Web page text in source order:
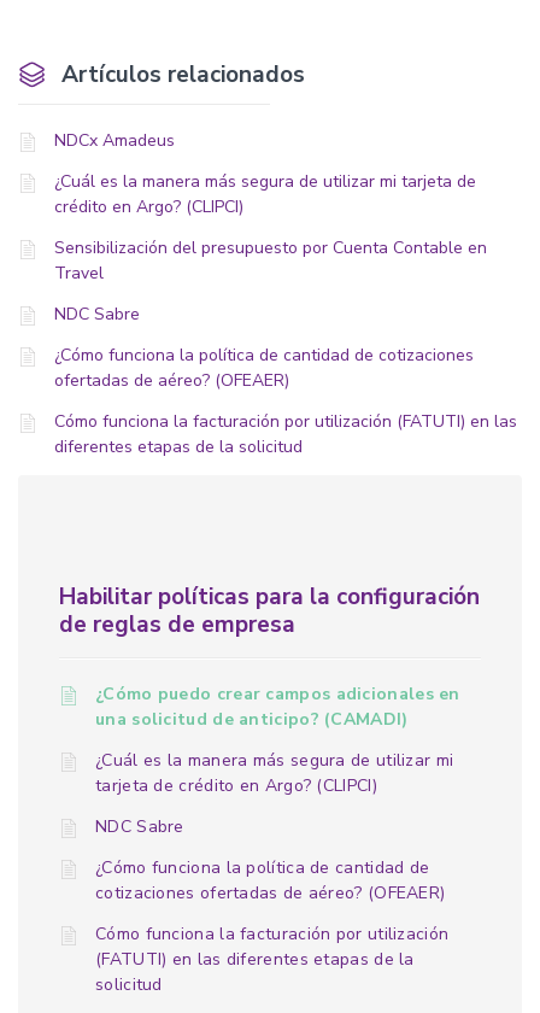
Artículos relacionados
NDCx Amadeus
¿Cuál es la manera más segura de utilizar mi tarjeta de
crédito en Argo? (CLIPCI)
Sensibilización del presupuesto por Cuenta Contable en
Travel
NDC Sabre
¿Cómo funciona la política de cantidad de cotizaciones
ofertadas de aéreo? (OFEAER)
Cómo funciona la facturación por utilización (FATUTI) en las
diferentes etapas de la solicitud
Habilitar políticas para la configuración
de reglas de empresa
¿Cómo puedo crear campos adicionales en
una solicitud de anticipo? (CAMADI)
¿Cuál es la manera más segura de utilizar mi
tarjeta de crédito en Argo? (CLIPCI)
NDC Sabre
¿Cómo funciona la política de cantidad de
cotizaciones ofertadas de aéreo? (OFEAER)
Cómo funciona la facturación por utilización
(FATUTI) en las diferentes etapas de la
solicitud